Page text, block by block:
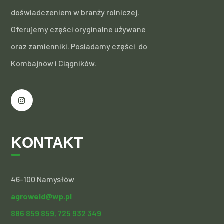
doświadczeniem w branży rolniczej.
Oferujemy części oryginalne używane
oraz zamienniki. Posiadamy części do
Kombajnów i Ciągników.
KONTAKT
46-100 Namysłów
agroweld@wp.pl
886 859 859,725 932 349